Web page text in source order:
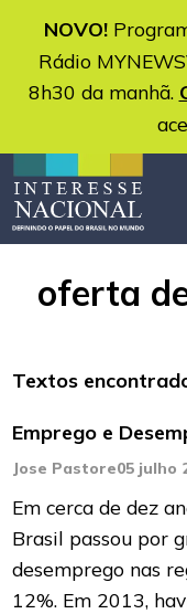
NOVO!
Rádio
8h30 da manhã.
oferta
Textos
Emprego e
Jose Pastore05 julho
Em cerca de dez
Brasil passou por
desemprego nas
12%. Em 2013,